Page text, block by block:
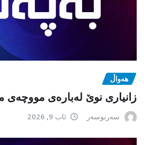
هەواڵ
زانیاری نوێ لەبارەی
سەرنوسەر ئاب 9, 2026